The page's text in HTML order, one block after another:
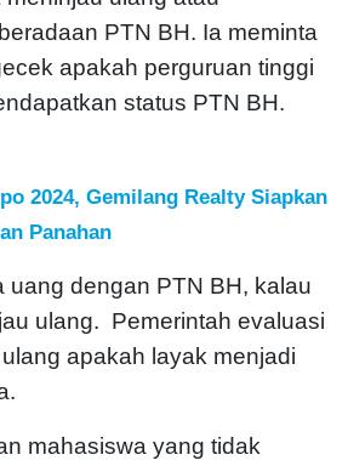
PTN BH. Ia meminta
apakah perguruan tinggi
status PTN BH.
2024, Gemilang Realty Siapkan
Panahan
uang dengan PTN BH, kalau
ulang. Pemerintah evaluasi
apakah layak menjadi
mahasiswa yang tidak